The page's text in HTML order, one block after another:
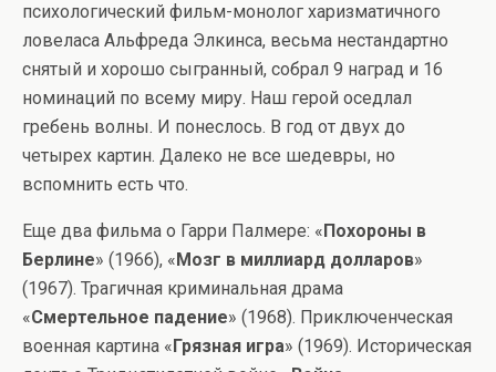
психологический фильм-монолог харизматичного
ловеласа Альфреда Элкинса, весьма нестандартно
снятый и хорошо сыгранный, собрал 9 наград и 16
номинаций по всему миру. Наш герой оседлал
гребень волны. И понеслось. В год от двух до
четырех картин. Далеко не все шедевры, но
вспомнить есть что.
Еще два фильма о Гарри Палмере: « Похороны в
Берлине» (1966), « Мозг в миллиард долларов»
(1967). Трагичная криминальная драма
«Смертельное падение» (1968). Приключенческая
военная картина « Грязная игра» (1969). Историческая